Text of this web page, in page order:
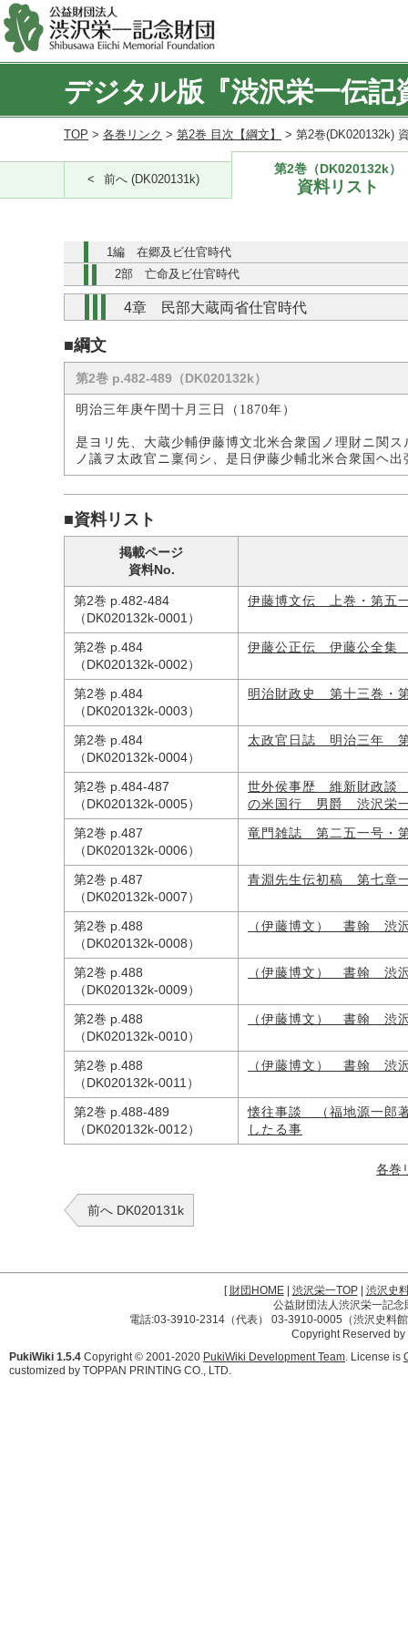
デジタル版『渋沢栄一伝記
TOP > 各巻リンク > 第2巻 目次【綱文】 > 第2巻(DK020132k)
前へ (DK020131k)
第2巻（DK020132k）
資料リスト
1編 在郷及ビ仕官時代
2部 亡命及ビ仕官時代
4章 民部大蔵両省仕官時代
■綱文
第2巻 p.482-489（DK020132k）
明治三年庚午閏十月三日（1870年）
是ヨリ先、大蔵少輔伊藤博文北米合衆国ノ理財ニ関
ノ議ヲ太政官ニ稟伺シ、是日伊藤少輔北米合衆国ヘ
■資料リスト
掲載ページ
資料No.
第2巻 p.482-484
（DK020132k-0001）
伊藤博文伝 上巻・第五
第2巻 p.484
（DK020132k-0002）
伊藤公正伝 伊藤公全集
第2巻 p.484
（DK020132k-0003）
明治財政史 第十三巻・
第2巻 p.484
（DK020132k-0004）
太政官日誌 明治三年
第2巻 p.484-487
（DK020132k-0005）
世外侯事歴 維新財政
の米国行 男爵 渋沢
第2巻 p.487
（DK020132k-0006）
竜門雑誌 第二五一号・
第2巻 p.487
（DK020132k-0007）
青淵先生伝初稿 第七章
第2巻 p.488
（DK020132k-0008）
（伊藤博文） 書翰 渋
第2巻 p.488
（DK020132k-0009）
（伊藤博文） 書翰 渋
第2巻 p.488
（DK020132k-0010）
（伊藤博文） 書翰 渋
第2巻 p.488
（DK020132k-0011）
（伊藤博文） 書翰 渋
第2巻 p.488-489
（DK020132k-0012）
懐往事談 （福地源一郎
したる事
各巻
前へ DK020131k
[財団HOME| 渋沢栄一TOP| 渋沢史
公益財団法人渋沢栄一記
電話:03-3910-2314（代表） 03-3910-0005（渋沢史料
Copyright Reserved
PukiWiki 1.5.4 Copyright © 2001-2020 PukiWiki Development Team. License is
customized by TOPPAN PRINTING CO., LTD.